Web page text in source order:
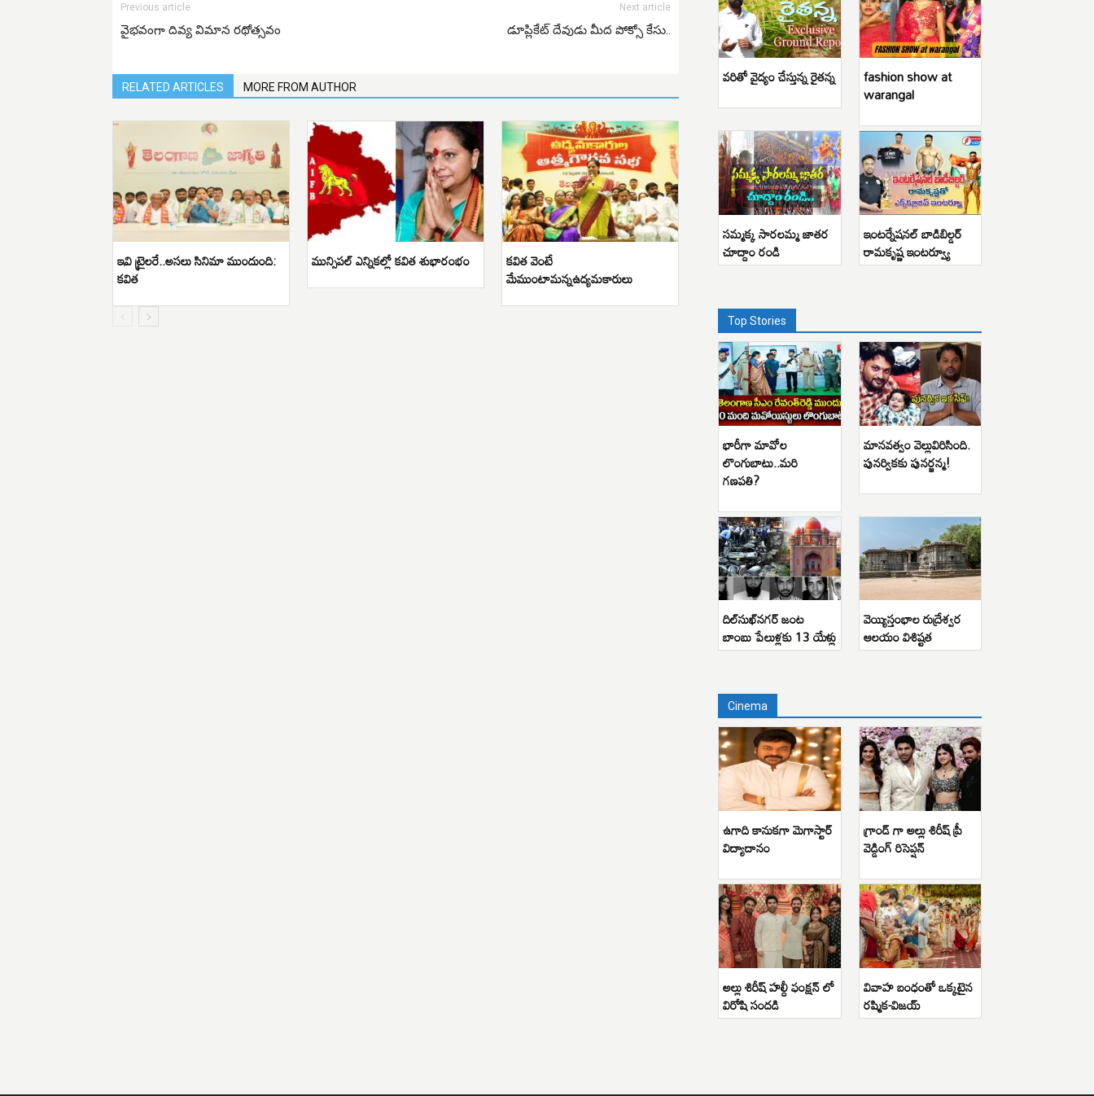
Previous article
వైభవంగా దివ్య విమాన రథోత్సవం
Next article
డూప్లికేట్ దేవుడు మీద పోక్సో కేసు..
RELATED ARTICLES MORE FROM AUTHOR
ఇవి ట్రైలరే..అసలు సినిమా ముందుంది:
కవిత
మున్సిపల్ ఎన్నికల్లో కవిత శుభారంభం కవిత వెంటే
మేముంటామన్నఉద్యమకారులు
వరితో వైద్యం చేస్తున్న రైతన్న fashion show at
warangal
సమ్మక్క సారలమ్మ జాతర
చూద్దాం రండి
ఇంటర్నేషనల్ బాడిబిల్డర్
రామకృష్ణ ఇంటర్వ్యూ
Top Stories
భారీగా మావోల
లొంగుబాటు..మరి
గణపతి?
మానవత్వం వెల్లువిరిసింది.
పునర్వికకు పునర్జన్మ!
దిల్‌సుఖ్‌నగర్ జంట
బాంబు పేలుళ్లకు 13 యేళ్లు
వెయ్యిస్తంభాల రుద్రేశ్వర
ఆలయం విశిష్టత
Cinema
ఉగాది కానుకగా మెగాస్టార్
విద్యాదానం
గ్రాండ్ గా అల్లు శిరీష్ ప్రీ
వెడ్డింగ్ రిసెప్షన్
అల్లు శిరీష్ హల్దీ ఫంక్షన్ లో
విరోషి సందడి
వివాహ బంధంతో ఒక్కటైన
రష్మిక-విజయ్